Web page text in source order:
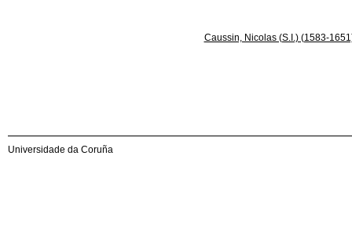
Caussin, Nicolas (S.I.) (1583-
Universidade da Coruña